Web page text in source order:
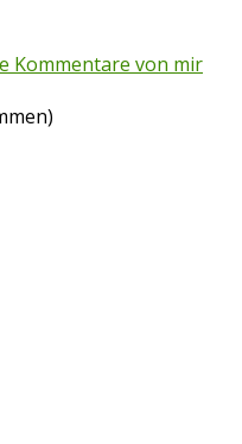
Kommentare von mir